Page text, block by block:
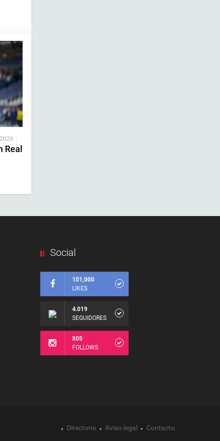
Real
Social
101,000
LIKES
4.019
SEGUIDORES
805
FOLLOWS
Directorio Aviso legal Contacto